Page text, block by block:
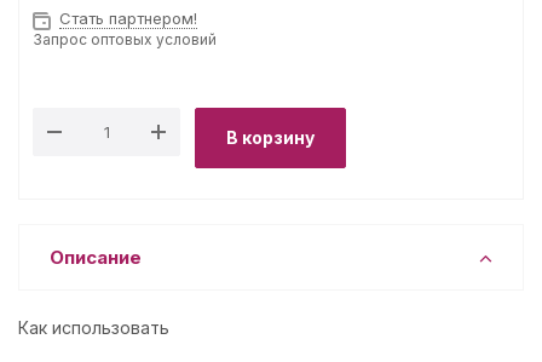
Стать партнером!
Запрос оптовых условий
В корзину
Описание
Как использовать